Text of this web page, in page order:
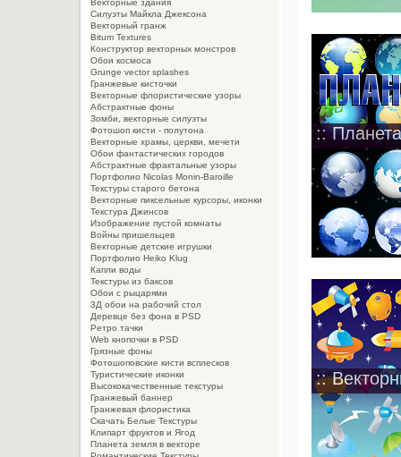
::
::
Векторные здания
Силуэты Майкла Джексона
Векторный гранж
Bitum Textures
Конструктор векторных монстров
Обои космоса
Grunge vector splashes
Гранжевые кисточки
Векторные флористические узоры
Абстрактные фоны
Зомби, векторные силуэты
Фотошоп кисти - полутона
Векторные храмы, церкви, мечети
Обои фантастических городов
Абстрактные фрактальные узоры
Портфолио Nicolas Monin-Baroille
Текстуры старого бетона
Векторные пиксельные курсоры, иконки
Текстура Джинсов
Изображение пустой комнаты
Войны пришельцев
Векторные детские игрушки
Портфолио Heiko Klug
Капли воды
Текстуры из баксов
Обои с рыцарями
3Д обои на рабочий стол
Деревце без фона в PSD
Ретро тачки
Web кнопочки в PSD
Грязные фоны
Фотошоповские кисти всплесков
Туристические иконки
Высококачественные текстуры
Гранжевый баннер
Гранжевая флористика
Скачать Белые Текстуры
Клипарт фруктов и Ягод
Планета земля в векторе